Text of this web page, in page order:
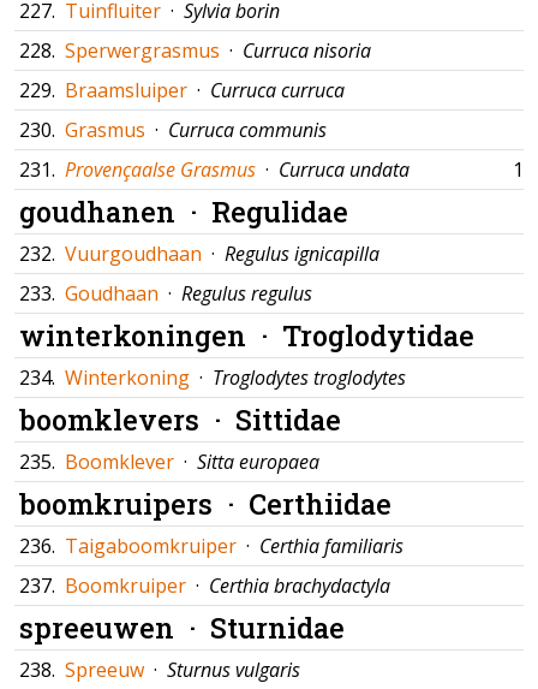
227. Tuinfluiter · Sylvia borin
228. Sperwergrasmus · Curruca nisoria
229. Braamsluiper · Curruca curruca
230. Grasmus · Curruca communis
231. Provençaalse Grasmus · Curruca undata
goudhanen · Regulidae
232. Vuurgoudhaan · Regulus ignicapilla
233. Goudhaan · Regulus regulus
winterkoningen · Troglodytidae
234. Winterkoning · Troglodytes troglodytes
boomklevers · Sittidae
235. Boomklever · Sitta europaea
boomkruipers · Certhiidae
236. Taigaboomkruiper · Certhia familiaris
237. Boomkruiper · Certhia brachydactyla
spreeuwen · Sturnidae
238. Spreeuw · Sturnus vulgaris